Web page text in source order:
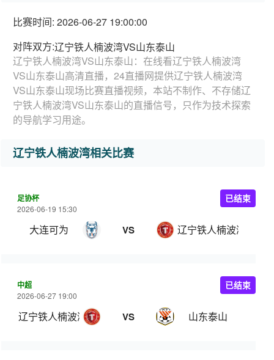
比赛时间: 2026-06-27 19:00:00
对阵双方:辽宁铁人楠波湾VS山东泰山
辽宁铁人楠波湾VS山东泰山：在线看辽宁铁人楠波湾
VS山东泰山高清直播，24直播网提供辽宁铁人楠波湾
VS山东泰山现场比赛直播视频，本站不制作、不存储辽
宁铁人楠波湾VS山东泰山的直播信号，只作为技术探索
的导航学习用途。
辽宁铁人楠波湾相关比赛
足协杯
2026-06-19 15:30
大连可为 VS 辽宁铁人楠波湾
已结束
中超
2026-06-27 19:00
辽宁铁人楠波湾 VS 山东泰山
已结束